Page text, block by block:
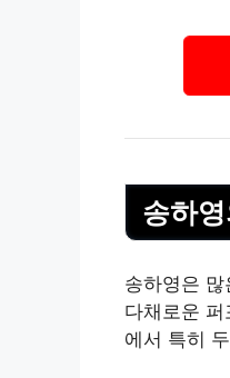
송하
송하영은
다채로운
에서 특히